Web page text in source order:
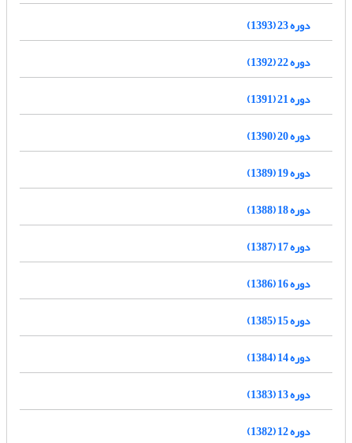
دوره 23 (1393)
دوره 22 (1392)
دوره 21 (1391)
دوره 20 (1390)
دوره 19 (1389)
دوره 18 (1388)
دوره 17 (1387)
دوره 16 (1386)
دوره 15 (1385)
دوره 14 (1384)
دوره 13 (1383)
دوره 12 (1382)